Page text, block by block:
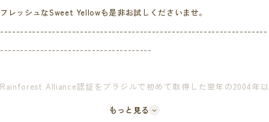
フレッシュなSweet Yellowも是非お試しくださいませ。
-------------------------------------------------------------------
--------------------------------------
Rainforest Alliance認証をブラジルで初めて取得した翌年の2004年以
降、表現したい味を求めて生み出されてきた数多くのダテーラ農園の商
もっと見る